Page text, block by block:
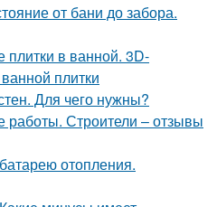
от бани до забора.
плитки в ванной. 3D-
плитки
Для чего нужны?
работы. Строители – отзывы
отопления.